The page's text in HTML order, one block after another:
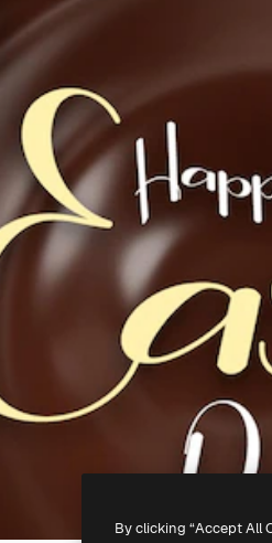
By clicking “Accept All